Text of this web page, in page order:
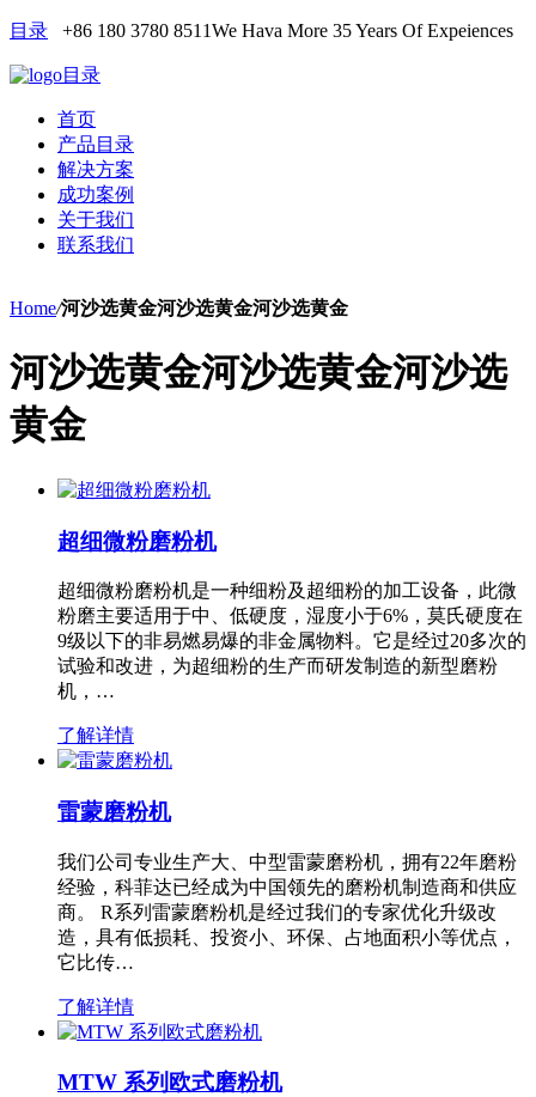
目录 +86 180 3780 8511We Hava More 35 Years Of Expeiences
目录
首页
产品目录
解决方案
成功案例
关于我们
联系我们
Home/河沙选黄金河沙选黄金河沙选黄金
河沙选黄金河沙选黄金河沙选
黄金
超细微粉磨粉机
超细微粉磨粉机是一种细粉及超细粉的加工设备，此微
粉磨主要适用于中、低硬度，湿度小于6%，莫氏硬度在
9级以下的非易燃易爆的非金属物料。它是经过20多次的
试验和改进，为超细粉的生产而研发制造的新型磨粉
机，…
了解详情
雷蒙磨粉机
我们公司专业生产大、中型雷蒙磨粉机，拥有22年磨粉
经验，科菲达已经成为中国领先的磨粉机制造商和供应
商。 R系列雷蒙磨粉机是经过我们的专家优化升级改
造，具有低损耗、投资小、环保、占地面积小等优点，
它比传…
了解详情
MTW 系列欧式磨粉机